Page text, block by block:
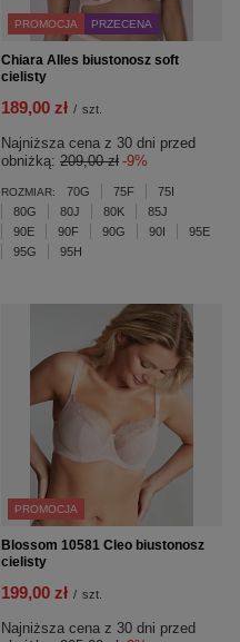
PROMOCJA PRZECENA
Chiara Alles biustonosz soft
cielisty
189,00 zł / szt.
Najniższa cena z 30 dni przed
obniżką: 209,00 zł -9%
ROZMIAR: 70G 75F
75I
80G
80J 80K
85J
90E
90F 90G 90I
95E
95G
95H
PROMOCJA
Blossom 10581 Cleo biustonosz
cielisty
199,00 zł / szt.
Najniższa cena z 30 dni przed